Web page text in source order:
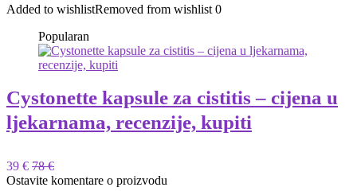
Added to wishlistRemoved from wishlist 0
Popularan
Cystonette kapsule za cistitis – cijena u
ljekarnama, recenzije, kupiti
39 € 78 €
Ostavite komentare o proizvodu